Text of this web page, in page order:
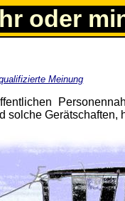
oder
Meinung
solche Gerätschaften,